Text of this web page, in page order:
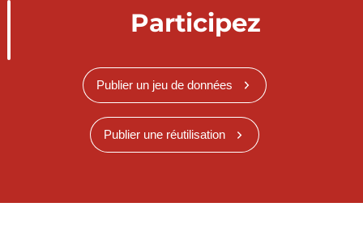
Participez
Publier un jeu de données
Publier une réutilisation